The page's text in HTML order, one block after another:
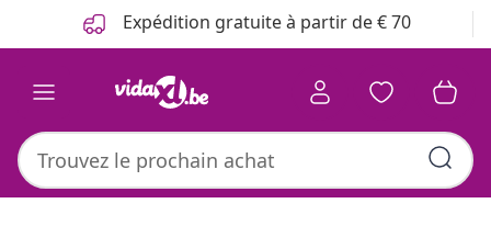
Expédition gratuite à partir de € 70